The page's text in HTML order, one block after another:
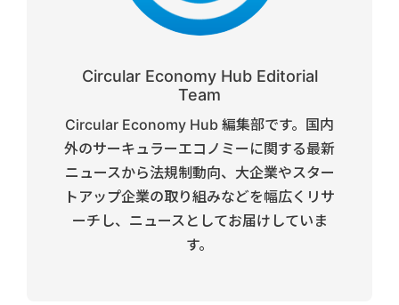
Circular Economy Hub Editorial
Team
Circular Economy Hub 編集部です。国内
外のサーキュラーエコノミーに関する最新
ニュースから法規制動向、大企業やスター
トアップ企業の取り組みなどを幅広くリサ
ーチし、ニュースとしてお届けしていま
す。